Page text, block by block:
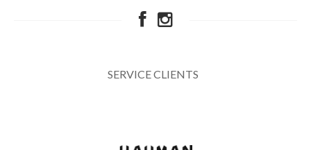
SERVICE CLIENTS